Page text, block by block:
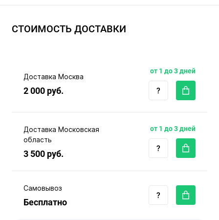
СТОИМОСТЬ ДОСТАВКИ
Доставка Москва
2 000 руб.
от 1 до 3 дней
Доставка Московская
область
3 500 руб.
от 1 до 3 дней
Самовывоз
Бесплатно